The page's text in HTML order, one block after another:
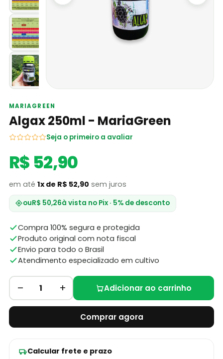
MARIAGREEN
Algax 250ml - MariaGreen
Seja o primeiro a avaliar
R$ 52,90
em até 1x de R$ 52,90 sem juros
ouR$ 50,26à vista no Pix · 5% de desconto
Compra 100% segura e protegida
Produto original com nota fiscal
Envio para todo o Brasil
Atendimento especializado em cultivo
– 1 + Adicionar ao carrinho
Comprar agora
Calcular frete e prazo